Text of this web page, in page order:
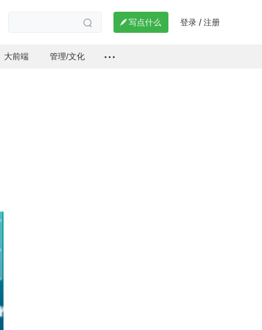
  写点什么 登录 / 注册
大前端 管理/文化